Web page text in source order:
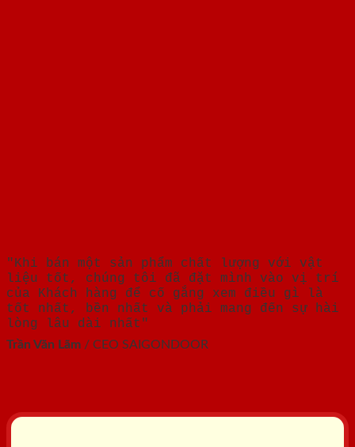
"Khi bán một sản phẩm chất lượng với vật
liệu tốt, chúng tôi đã đặt mình vào vị trí
của Khách hàng để cố gắng xem điều gì là
tốt nhất, bền nhất và phải mang đến sự hài
lòng lâu dài nhất"
Trần Văn Lãm / CEO SAIGONDOOR